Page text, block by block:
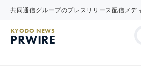
共同通信グループのプレスリリース配信メデ
KYODO NEWS
PRWIRE